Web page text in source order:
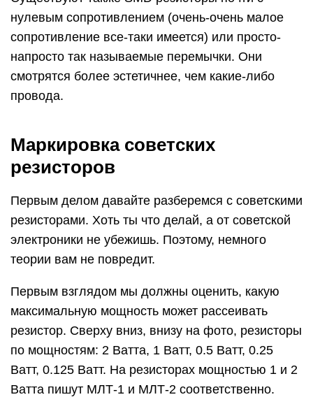
нулевым сопротивлением (очень-очень малое
сопротивление все-таки имеется) или просто-
напросто так называемые перемычки. Они
смотрятся более эстетичнее, чем какие-либо
провода.
Маркировка советских
резисторов
Первым делом давайте разберемся с советскими
резисторами. Хоть ты что делай, а от советской
электроники не убежишь. Поэтому, немного
теории вам не повредит.
Первым взглядом мы должны оценить, какую
максимальную мощность может рассеивать
резистор. Сверху вниз, внизу на фото, резисторы
по мощностям: 2 Ватта, 1 Ватт, 0.5 Ватт, 0.25
Ватт, 0.125 Ватт. На резисторах мощностью 1 и 2
Ватта пишут МЛТ-1 и МЛТ-2 соответственно.